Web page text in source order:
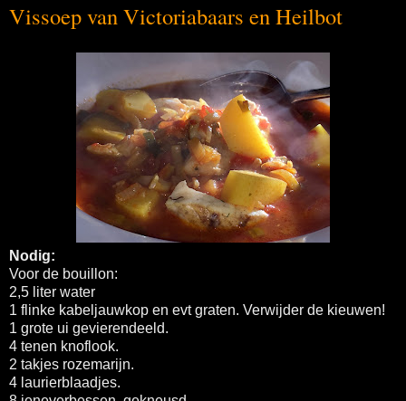
Vissoep van Victoriabaars en Heilbot
Nodig:
Voor de bouillon:
2,5 liter water
1 flinke kabeljauwkop en evt graten. Verwijder de kieuwen!
1 grote ui gevierendeeld.
4 tenen knoflook.
2 takjes rozemarijn.
4 laurierblaadjes.